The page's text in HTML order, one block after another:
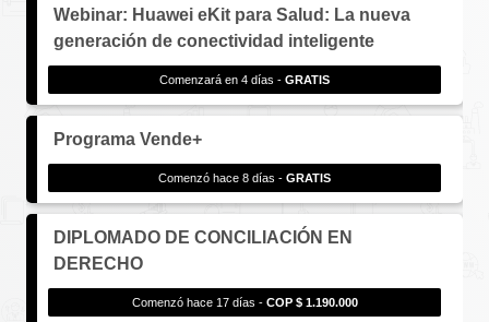
Webinar: Huawei eKit para Salud: La nueva
generación de conectividad inteligente
Comenzará en 4 días - GRATIS
Programa Vende+
Comenzó hace 8 días - GRATIS
DIPLOMADO DE CONCILIACIÓN EN
DERECHO
Comenzó hace 17 días - COP $ 1.190.000